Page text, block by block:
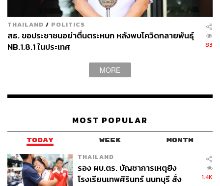
THAILAND / POLITICS
สธ. ขอประชาชนอย่าตื่นตระหนก หลังพบโควิดกลายพันธุ์
NB.1.8.1 ในประเทศ
83
MORE
MOST POPULAR
TODAY WEEK MONTH
THAILAND
รอง ผบ.ตร. บัญชาการเหตุยิง
โรงเรียนเทพศิรินทร์ นนทบุรี สั่ง
1.4K